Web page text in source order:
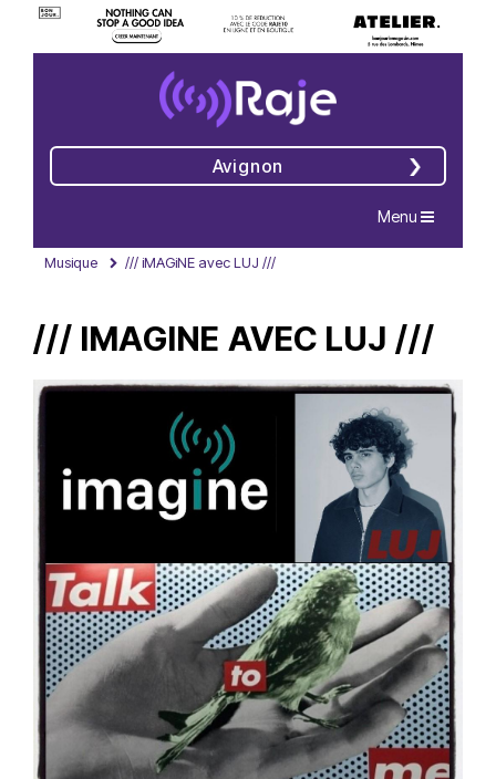
Avignon
Navigation
Menu
Musique /// iMAGiNE avec LUJ ///
/// IMAGINE AVEC LUJ ///